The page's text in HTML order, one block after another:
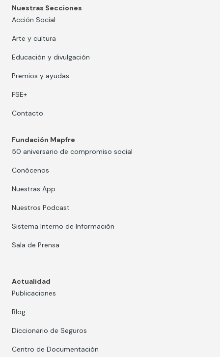
Nuestras Secciones
Acción Social
Arte y cultura
Educación y divulgación
Premios y ayudas
FSE+
Contacto
Fundación Mapfre
50 aniversario de compromiso social
Conócenos
Nuestras App
Nuestros Podcast
Sistema Interno de Información
Sala de Prensa
Actualidad
Publicaciones
Blog
Diccionario de Seguros
Centro de Documentación